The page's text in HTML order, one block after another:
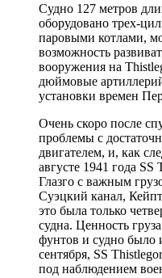
Судно 127 метров
оборудовано трех-
паровыми котлами,
возможность
вооружения на
дюймовые
установки времен
Очень скоро после
проблемы с
двигателем, и, как
августе 1941 года
Глазго с важным
Суэцкий канал,
это была только
судна. Ценность
фунтов и судно было
сентября, SS
под наблюдением